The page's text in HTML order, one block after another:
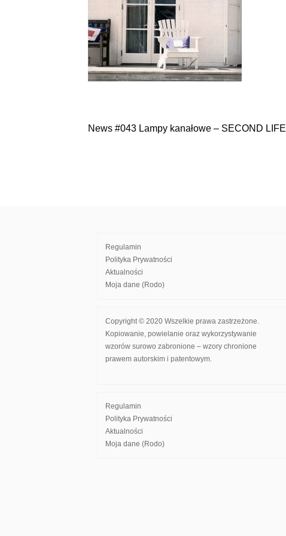
Nawigacja
News #043 Lampy kanałowe – SECOND LIFE
Regulamin
Polityka Prywatności
Aktualności
Moja dane (Rodo)
Copyright © 2020 Wszelkie prawa zastrzeżone.
Kopiowanie, powielanie oraz wykorzystywanie
wzorów surowo zabronione – wzory chronione
prawem autorskim i patentowym.
Regulamin
Polityka Prywatności
Aktualności
Moja dane (Rodo)